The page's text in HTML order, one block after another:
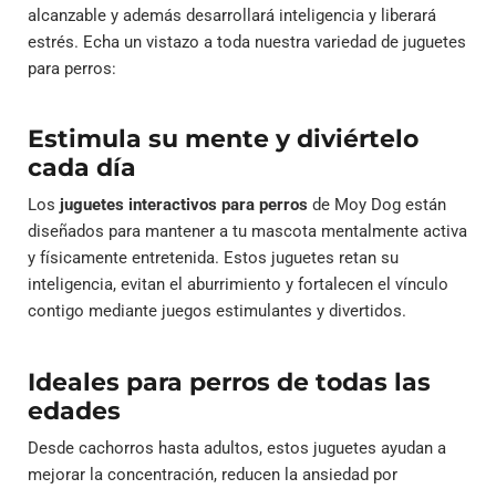
alcanzable y además desarrollará inteligencia y liberará
estrés. Echa un vistazo a toda nuestra variedad de juguetes
para perros:
Estimula su mente y diviértelo
cada día
Los juguetes interactivos para perros de Moy Dog están
diseñados para mantener a tu mascota mentalmente activa
y físicamente entretenida. Estos juguetes retan su
inteligencia, evitan el aburrimiento y fortalecen el vínculo
contigo mediante juegos estimulantes y divertidos.
Ideales para perros de todas las
edades
Desde cachorros hasta adultos, estos juguetes ayudan a
mejorar la concentración, reducen la ansiedad por